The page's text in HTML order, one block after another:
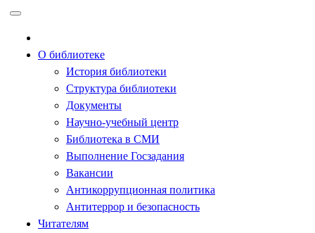
содержимому
О библиотеке
История библиотеки
Структура библиотеки
Документы
Научно-учебный центр
Библиотека в СМИ
Выполнение Госзадания
Вакансии
Антикоррупционная политика
Антитеррор и безопасность
Читателям